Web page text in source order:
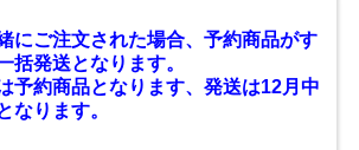
にご注文された場合、予約商品がす
括発送となります。
予約商品となります、発送は12月中
なります。